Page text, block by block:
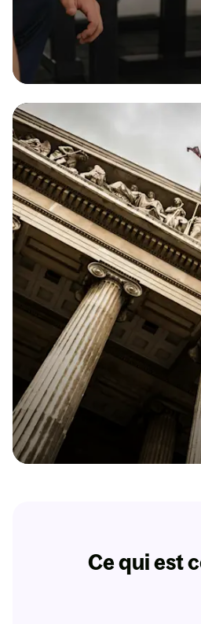
RC Pro
L’assurance sans
votre entreprise. Soyez
dur !
Obtenir mon
Obtenir mon
ne couvre pas !Ce qui est